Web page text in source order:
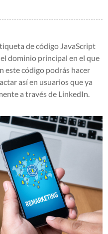
de código JavaScript
dominio principal en el que
este código podrás hacer
así en usuarios que ya
a través de LinkedIn.